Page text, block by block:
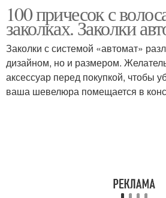
100 причесок с
заколках. Заколки
Заколки с системой «автомат»
дизайном, но и размером.
аксессуар перед покупкой, чтобы
ваша шевелюра помещается в